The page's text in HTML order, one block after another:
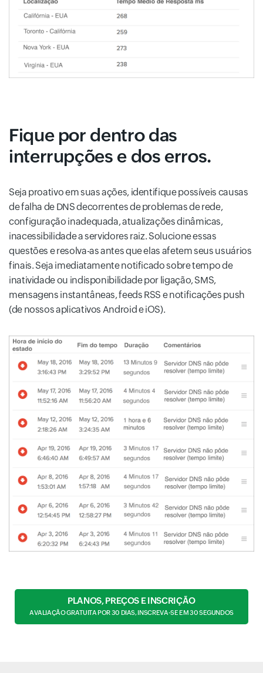
Fique por dentro das
interrupções e dos erros.
Seja proativo em suas ações, identifique possíveis causas
de falha de DNS decorrentes de problemas de rede,
configuração inadequada, atualizações dinâmicas,
inacessibilidade a servidores raiz. Solucione essas
questões e resolva-as antes que elas afetem seus usuários
finais. Seja imediatamente notificado sobre tempo de
inatividade ou indisponibilidade por ligação, SMS,
mensagens instantâneas, feeds RSS e notificações push
(de nossos aplicativos Android e iOS).
PLANOS, PREÇOS E INSCRIÇÃO
AVALIAÇÃO GRATUITA POR 30 DIAS, INSCREVA-SE EM 30 SEGUNDOS